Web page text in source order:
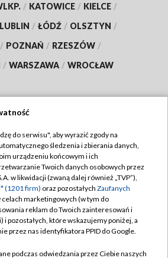
/ KATOWICE / KIELCE /
LUBLIN / ŁÓDŹ / OLSZTYN /
/ POZNAŃ / RZESZÓW /
/ WARSZAWA / WROCŁAW
TVP
TVP
Cyfrowa
Regulamin TVP
prywatności
Moje zgody
Pomoc
do serwisu", aby wyrazić zgody na
śledzenia i zbierania danych,
urządzeniu końcowym i ich
Twoich danych osobowych przez
w likwidacji (zwaną dalej również „TVP”),
(1201 firm) oraz pozostałych Zaufanych
celach marketingowych (w tym do
reklam do Twoich zainteresowań i
pozostałych, które wskazujemy poniżej, a
przez nas identyfikatora PPID do Google.
podczas odwiedzania przez Ciebie naszych